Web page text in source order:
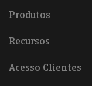
Produtos
Recursos
Acesso Clientes